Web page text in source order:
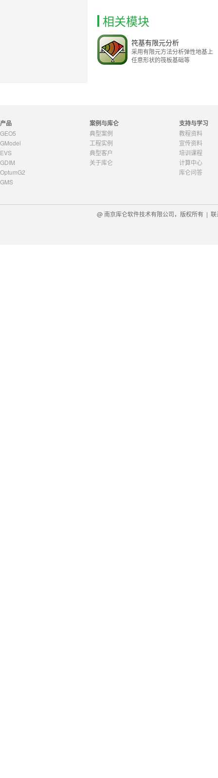
相关模块
笩基有限元分析
采用有限元方法分析弹性地基上
任意形状的筏板基础等
产品
GEO5
GModel
EVS
GDIM
OptumG2
GMS
案例与库仑
典型案例
工程实例
典型客户
关于库仑
支持与学习
教程资料
宣传资料
培训课程
计算中心
库仑问答
@ 南京库仑软件技术有限公司，版权所有 | 联